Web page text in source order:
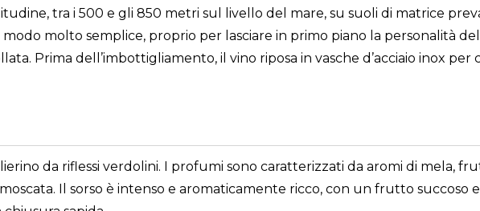
tra i 500 e gli 850 metri sul livello del mare, su suoli di matrice
molto semplice, proprio per lasciare in primo piano la personalità
Prima dell’imbottigliamento, il vino riposa in vasche d’acciaio inox per
da riflessi verdolini. I profumi sono caratterizzati da aromi di mela,
Il sorso è intenso e aromaticamente ricco, con un frutto succoso